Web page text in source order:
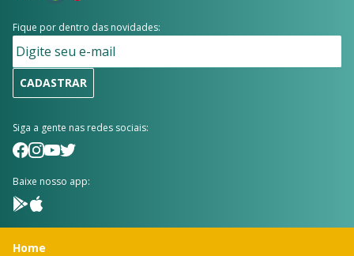
Fique por dentro das novidades:
CADASTRAR
Siga a gente nas redes sociais:
Baixe nosso app:
Home